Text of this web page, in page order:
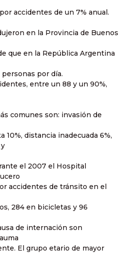
accidentes de un 7% anual.
en la Provincia de Buenos
que en la República Argentina
por día.
entre un 88 y un 90%,
comunes son: invasión de
10%, distancia inadecuada 6%,
el 2007 el Hospital
accidentes de tránsito en el
284 en bicicletas y 96
de internación son
El grupo etario de mayor